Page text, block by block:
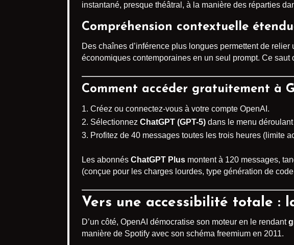
instantané, presque théâtral, à la manière des réparties
Compréhension contextuelle
Des chaînes d’inférence plus longues permettent de
économiques contemporaines en un seul prompt. Ce saut
Comment accéder gratuitement à
Créez ou connectez-vous à votre compte OpenAI.
Sélectionnez ChatGPT (GPT-5) dans le menu
Profitez de 40 messages toutes les trois heures (limite
Les abonnés ChatGPT Plus montent à 120 messages,
(conçue pour les charges lourdes, type génération de
Vers une accessibilité totale :
D’un côté, OpenAI démocratise son moteur en le rendant
manière de Spotify avec son schéma freemium en 2011.